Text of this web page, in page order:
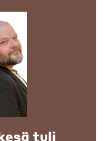
tuli